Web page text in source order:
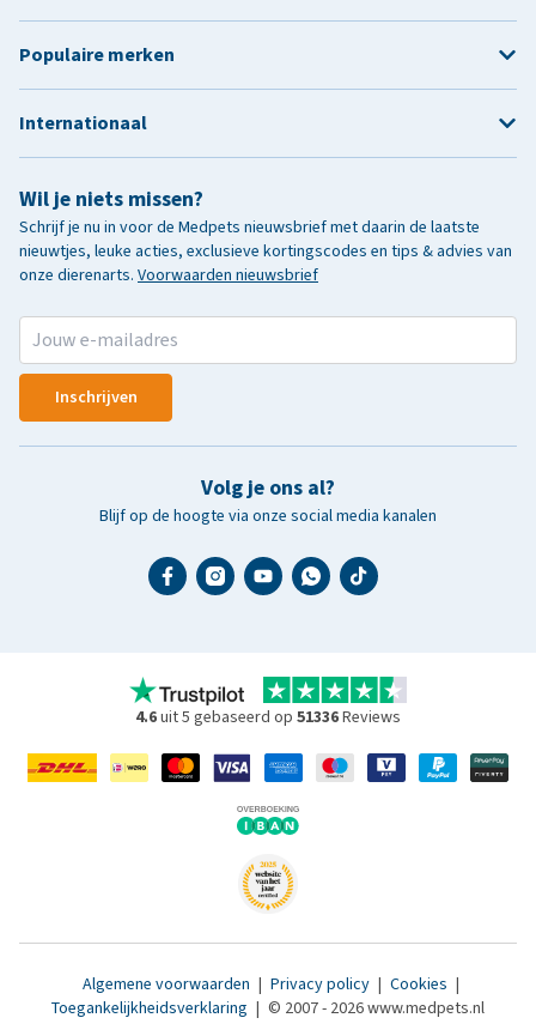
Wil je niets missen?
Schrijf je nu in voor de Medpets nieuwsbrief met daarin de laatste
nieuwtjes, leuke acties, exclusieve kortingscodes en tips & advies van
onze dierenarts. Voorwaarden nieuwsbrief
Inschrijven
Volg je ons al?
Blijf op de hoogte via onze social media kanalen
Populaire merken
Internationaal
4.6uit 5 gebaseerd op 51336Reviews
Algemene voorwaarden | Privacy policy | Cookies |
Toegankelijkheidsverklaring | © 2007 - 2026 www.medpets.nl